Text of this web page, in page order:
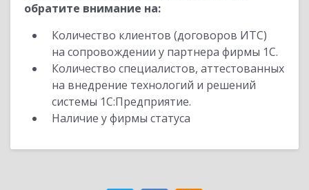
обратите внимание на:
Количество клиентов (договоров ИТС)
на сопровождении у партнера фирмы 1С.
Количество специалистов, аттестованных
на внедрение технологий и решений
системы 1С:Предприятие.
Наличие у фирмы статуса